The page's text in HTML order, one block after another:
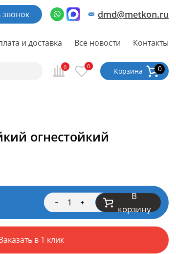
звонок dmd@metkon.ru
и доставка Все новости Контакты
0 0 Корзина 0
огнестойкий
В
корзину
в 1 клик